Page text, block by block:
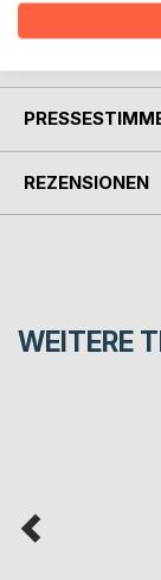
REZENSIONEN
WEITERE